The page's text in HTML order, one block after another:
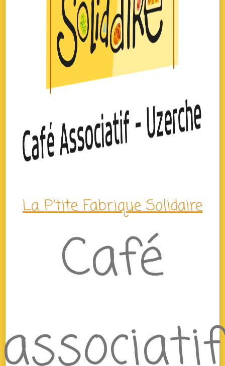
La P'tite Fabrique Solidaire
Café
associatif